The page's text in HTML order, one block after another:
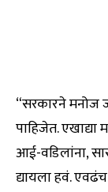
“सरकारने मनोज
पाहिजेत.
आई-वडिलांना,
द्यायला हवं.